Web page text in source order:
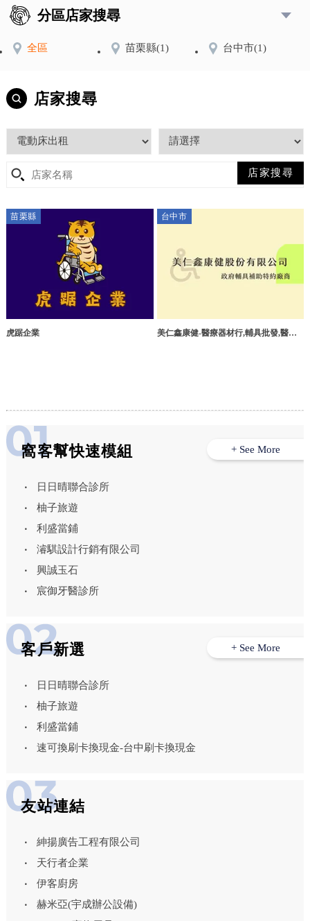
分區店家搜尋
全區 苗栗縣(1) 台中市(1)
店家搜尋
苗栗縣
虎踞企業
台中市
美仁鑫康健-醫療器材行,輔具批發,醫療
窩客幫快速模組
日日晴聯合診所
柚子旅遊
利盛當鋪
濬騏設計行銷有限公司
興誠玉石
宸御牙醫診所
+ See More
客戶新選
日日晴聯合診所
柚子旅遊
利盛當鋪
速可換刷卡換現金-台中刷卡換現金
+ See More
友站連結
紳揚廣告工程有限公司
天行者企業
伊客廚房
赫米亞(宇成辦公設備)